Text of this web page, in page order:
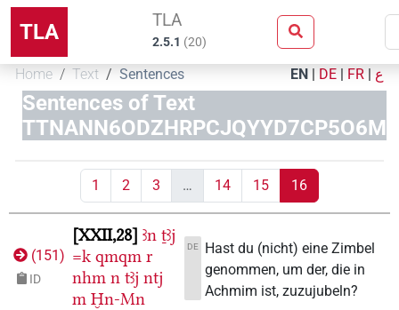
TLA TLA
2.5.1 (20)
Home Text Sentences EN | DE | FR | ع
Sentences of Text
TTNANN6ODZHRPCJQYYD7CP5O6M
1 2 3 … 14 15 16
(151)
ID
XXII,28 ꜣn ṯꜣj
=k qmqm r
nhm n tꜣj ntj
m Ḫn-Mn
DE
Hast du (nicht) eine Zimbel
genommen, um der, die in
Achmim ist, zuzujubeln?